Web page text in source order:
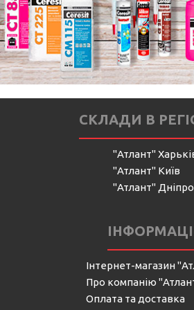
СКЛАДИ В
"Атлант"
"Атлант" Київ
"Атлант" Дніпро
Інтернет-магазин
Про компанію
Оплата та доставка